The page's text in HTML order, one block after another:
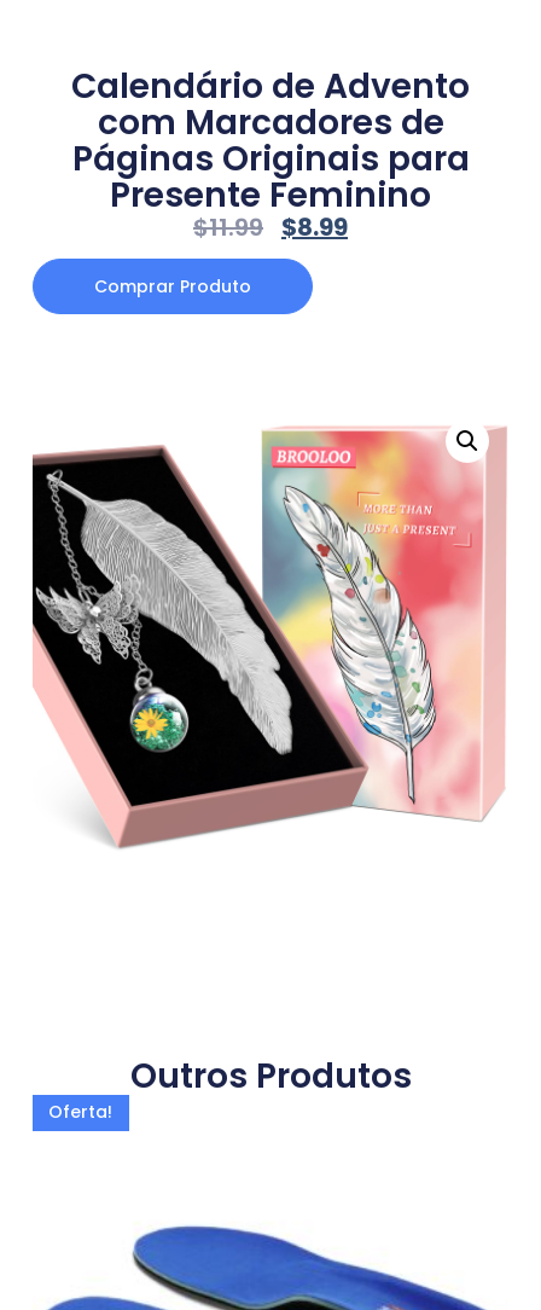
Calendário de Advento
com Marcadores de
Páginas Originais para
Presente Feminino
$11.99 $8.99
Comprar Produto
Outros Produtos
Oferta!